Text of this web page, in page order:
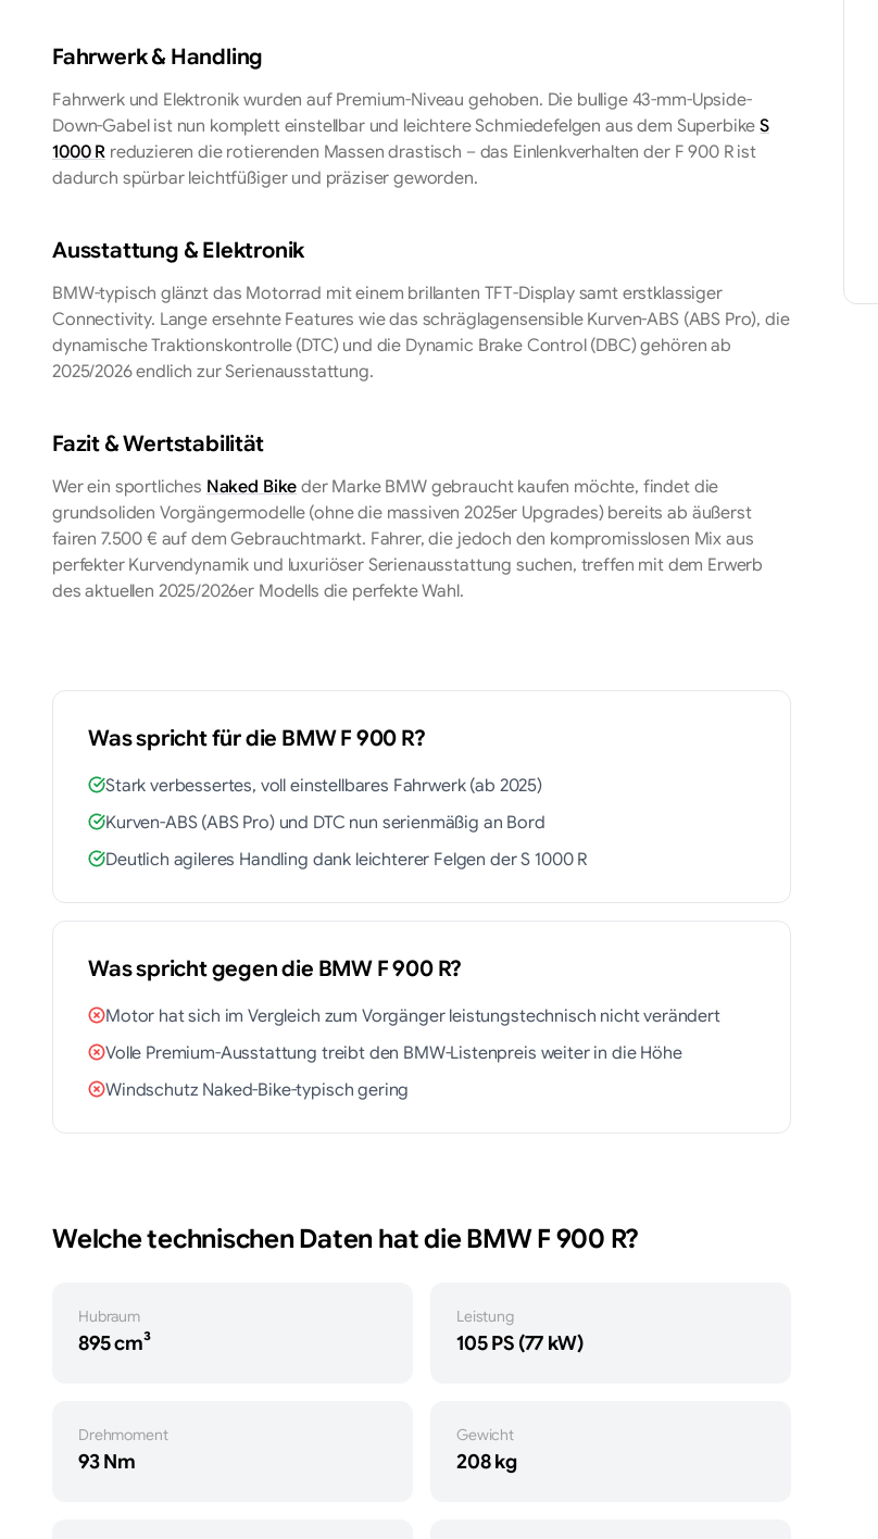
Fahrwerk & Handling
Fahrwerk und Elektronik wurden auf Premium-Niveau gehoben. Die bullige 43-mm-Upside-
Down-Gabel ist nun komplett einstellbar und leichtere Schmiedefelgen aus dem SuperbikeS
1000 Rreduzieren die rotierenden Massen drastisch – das Einlenkverhalten der F 900 R ist
dadurch spürbar leichtfüßiger und präziser geworden.
Ausstattung & Elektronik
BMW-typisch glänzt das Motorrad mit einem brillanten TFT-Display samt erstklassiger
Connectivity. Lange ersehnte Features wie das schräglagensensible Kurven-ABS (ABS Pro), die
dynamische Traktionskontrolle (DTC) und die Dynamic Brake Control (DBC) gehören ab
2025/2026 endlich zur Serienausstattung.
Fazit & Wertstabilität
Wer ein sportlichesNaked Bikeder Marke BMW gebraucht kaufen möchte, findet die
grundsoliden Vorgängermodelle (ohne die massiven 2025er Upgrades) bereits ab äußerst
fairen 7.500 € auf dem Gebrauchtmarkt. Fahrer, die jedoch den kompromisslosen Mix aus
perfekter Kurvendynamik und luxuriöser Serienausstattung suchen, treffen mit dem Erwerb
des aktuellen 2025/2026er Modells die perfekte Wahl.
Was spricht für dieBMWF 900 R?
Stark verbessertes, voll einstellbares Fahrwerk (ab 2025)
Kurven-ABS (ABS Pro) und DTC nun serienmäßig an Bord
Deutlich agileres Handling dank leichterer Felgen der S 1000 R
Was spricht gegen dieBMWF 900 R?
Motor hat sich im Vergleich zum Vorgänger leistungstechnisch nicht verändert
Volle Premium-Ausstattung treibt den BMW-Listenpreis weiter in die Höhe
Windschutz Naked-Bike-typisch gering
Welche technischen Daten hat dieBMWF 900 R?
Hubraum
895 cm³
Leistung
105 PS (77 kW)
Drehmoment
93 Nm
Gewicht
208 kg